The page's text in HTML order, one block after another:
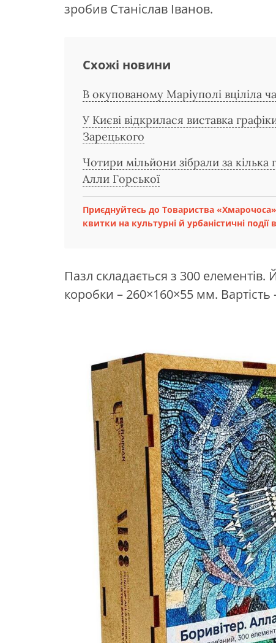
зробив Станіслав Іванов.
Схожі новини
В окупованому Маріуполі вціліла
У Києві відкрилася виставка
Зарецького
Чотири мільйони зібрали за
Алли Горської
Приєднуйтесь до Товариства
квитки на культурні й урбаністичні події
Пазл складається з 300
коробки – 260×160×55 мм. Вартість